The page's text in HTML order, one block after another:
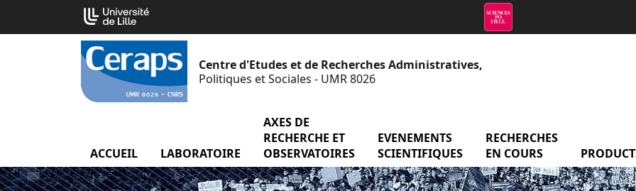
contenu
Centre d'Etudes et de Recherches Administratives,
Politiques et Sociales - UMR 8026
ACCUEIL LABORATOIRE menu Laboratoire
AXES DE
RECHERCHE ET
OBSERVATOIRES
EVENEMENTS
SCIENTIFIQUES
menu Evenements
RECHERCHES
EN COURS
Cookies management panel